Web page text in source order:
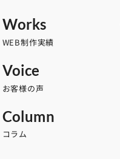
Works
WEB制作実績
Voice
お客様の声
Column
コラム